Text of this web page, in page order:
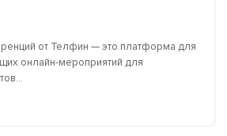
от Телфин — это платформа для
онлайн-мероприятий для